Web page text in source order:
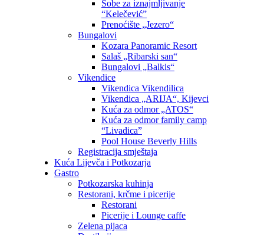
Sobe za iznajmljivanje
“Kelečević”
Prenoćište „Jezero“
Bungalovi
Kozara Panoramic Resort
Salaš „Ribarski san“
Bungalovi „Balkis“
Vikendice
Vikendica Vikendilica
Vikendica „ARIJA“, Kijevci
Kuća za odmor „ATOS“
Kuća za odmor family camp
“Livadica”
Pool House Beverly Hills
Registracija smještaja
Kuća Lijevča i Potkozarja
Gastro
Potkozarska kuhinja
Restorani, krčme i picerije
Restorani
Picerije i Lounge caffe
Zelena pijaca